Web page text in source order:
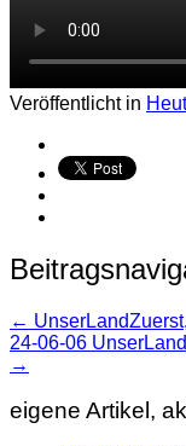
Veröffentlicht in
←
24-06-06
→
eigene Artikel,